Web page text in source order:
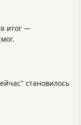
итог —
становилось